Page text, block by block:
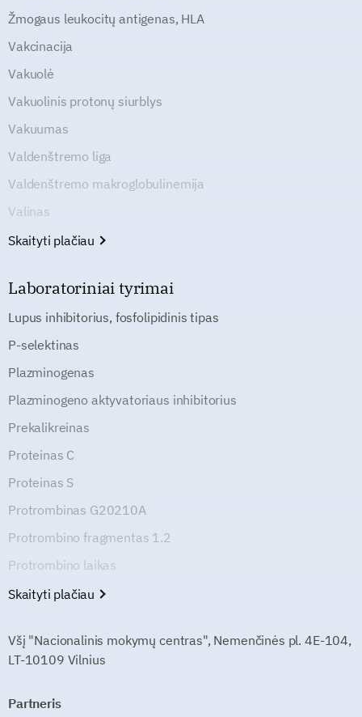
Žmogaus leukocitų antigenas, HLA
Vakcinacija
Vakuolė
Vakuolinis protonų siurblys
Vakuumas
Valdenštremo liga
Valdenštremo makroglobulinemija
Valinas
Skaityti plačiau
Laboratoriniai tyrimai
Lupus inhibitorius, fosfolipidinis tipas
P-selektinas
Plazminogenas
Plazminogeno aktyvatoriaus inhibitorius
Prekalikreinas
Proteinas C
Proteinas S
Protrombinas G20210A
Protrombino fragmentas 1.2
Protrombino laikas
Skaityti plačiau
Všį "Nacionalinis mokymų centras", Nemenčinės pl. 4E-104,
LT-10109 Vilnius
Partneris